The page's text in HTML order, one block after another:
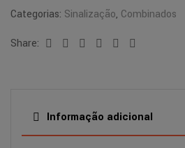
Categorias: Sinalização, Combinados
Share:
Facebook
TwitterLinkedinGoogle+Pinterest
Informação adicional